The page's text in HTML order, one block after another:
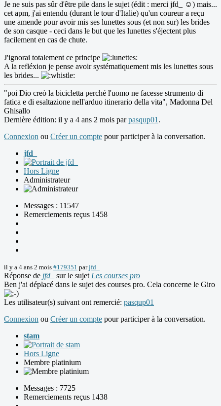
Je ne suis pas sûr d'être pile dans le sujet (édit : merci jfd_ ☺️) mais...
cet apm, j'ai entendu (durant le tour d'Italie) qu'un coureur a reçu
une amende pour avoir mis ses lunettes sous (et non sur) les brides
de son casque - ceci dans le but que les lunettes s'éjectent plus
facilement en cas de chute.
J'ignorai totalement ce principe
A la refléxion je pense avoir systématiquement mis les lunettes sous
les brides...
"poi Dio creò la bicicletta perché l'uomo ne facesse strumento di
fatica e di esaltazione nell'arduo itinerario della vita", Madonna Del
Ghisallo
Dernière édition: il y a 4 ans 2 mois parpasqup01 .
Connexion ou Créer un compte pour participer à la conversation.
jfd_
Hors Ligne
Administrateur
Messages : 11547
Remerciements reçus 1458
il y a 4 ans 2 mois #179351 parjfd_
Réponse de jfd_ sur le sujet Les courses pro
Ben j'ai déplacé dans le sujet des courses pro. Cela concerne le Giro
Les utilisateur(s) suivant ont remercié: pasqup01
Connexion ou Créer un compte pour participer à la conversation.
stam
Hors Ligne
Membre platinium
Messages : 7725
Remerciements reçus 1438